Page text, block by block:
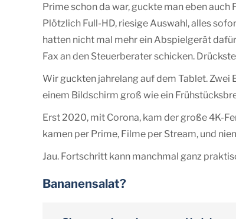
Prime schon da war, guckte man eben auch
Plötzlich Full-HD, riesige Auswahl, alles
hatten nicht mal mehr ein Abspielgerät
Fax an den Steuerberater schicken.
Wir guckten jahrelang auf dem Tablet.
einem Bildschirm groß wie ein
Erst 2020, mit Corona, kam der große 4K-
kamen per Prime, Filme per Stream, und
Jau. Fortschritt kann manchmal ganz
Bananensalat?